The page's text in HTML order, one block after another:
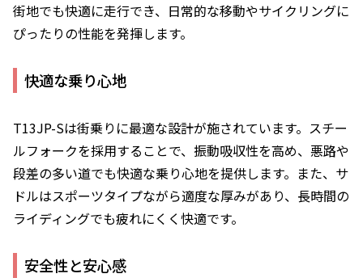
街地でも快適に走行でき、日常的な移動やサイクリングに
ぴったりの性能を発揮します。
快適な乗り心地
T13JP-Sは街乗りに最適な設計が施されています。スチー
ルフォークを採用することで、振動吸収性を高め、悪路や
段差の多い道でも快適な乗り心地を提供します。また、サ
ドルはスポーツタイプながら適度な厚みがあり、長時間の
ライディングでも疲れにくく快適です。
安全性と安心感